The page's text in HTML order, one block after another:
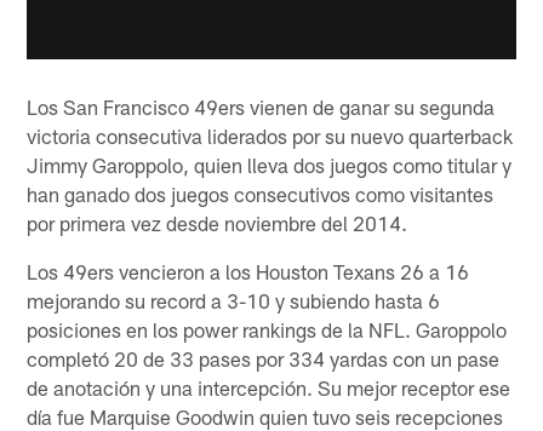
Los San Francisco 49ers vienen de ganar su segunda
victoria consecutiva liderados por su nuevo quarterback
Jimmy Garoppolo, quien lleva dos juegos como titular y
han ganado dos juegos consecutivos como visitantes
por primera vez desde noviembre del 2014.
Los 49ers vencieron a los Houston Texans 26 a 16
mejorando su record a 3-10 y subiendo hasta 6
posiciones en los power rankings de la NFL. Garoppolo
completó 20 de 33 pases por 334 yardas con un pase
de anotación y una intercepción. Su mejor receptor ese
día fue Marquise Goodwin quien tuvo seis recepciones